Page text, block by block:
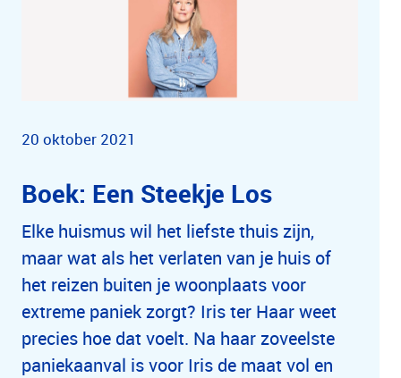
20 oktober 2021
Boek: Een Steekje Los
Elke huismus wil het liefste thuis zijn,
maar wat als het verlaten van je huis of
het reizen buiten je woonplaats voor
extreme paniek zorgt? Iris ter Haar weet
precies hoe dat voelt. Na haar zoveelste
paniekaanval is voor Iris de maat vol en